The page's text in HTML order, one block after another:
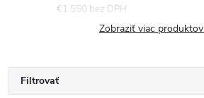
€1 550 bez DPH
Zobraziť viac produktov
Filtrovať